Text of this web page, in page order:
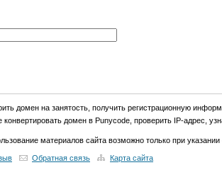
домен на занятость, получить регистрационную
домен в Punycode, проверить IP-адрес,
материалов сайта возможно только при указании
Обратная связь Карта сайта